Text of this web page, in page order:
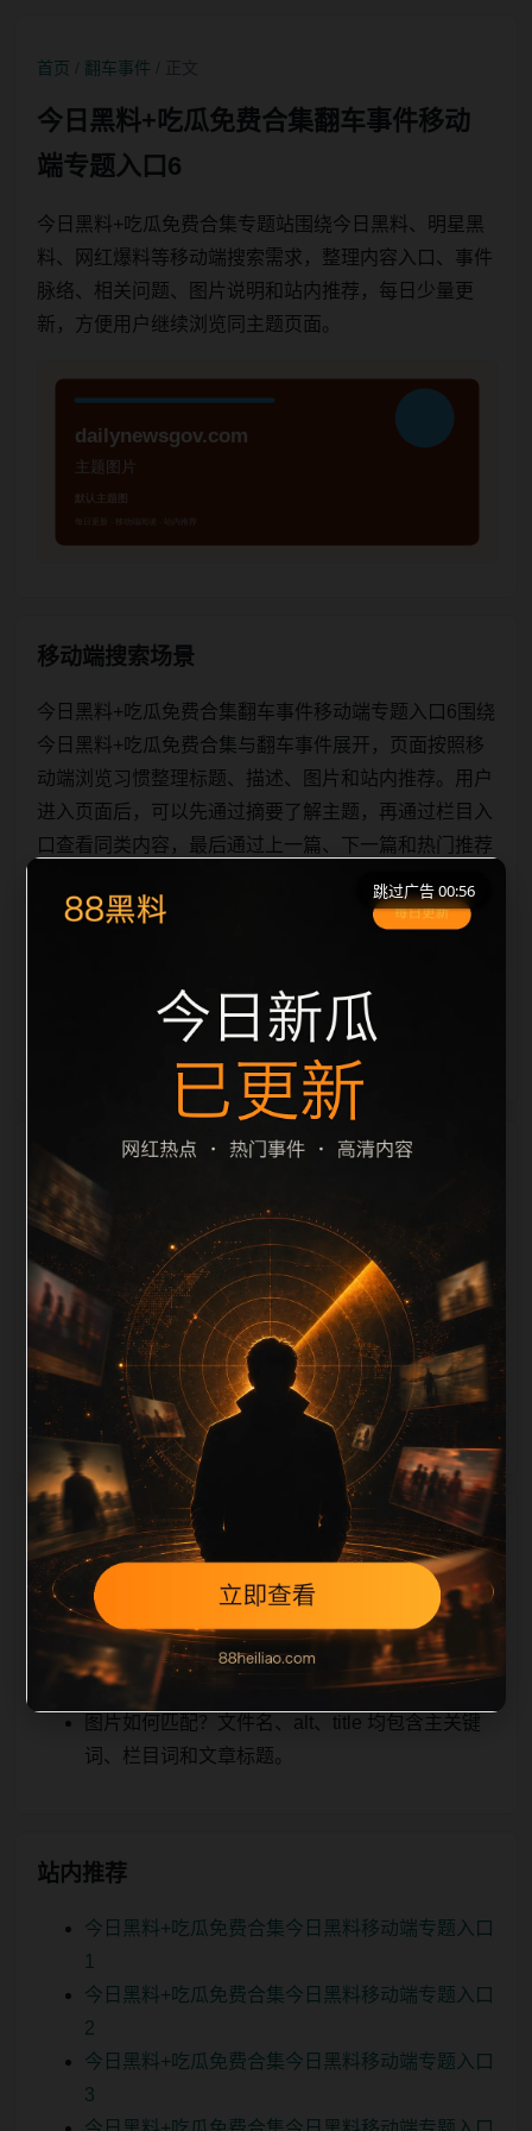
首页 翻车事件
今日黑料+吃瓜免费合集翻车事件移动
端专题入口6
今日黑料+吃瓜免费合集专题站围绕今日黑料、明星黑
料、网红爆料等移动端搜索需求，整理内容入口、事件
脉络、相关问题、图片说明和站内推荐，每日少量更
新，方便用户继续浏览同主题页面。
移动端搜索场景
今日黑料+吃瓜免费合集翻车事件移动端专题入口6围绕
今日黑料+吃瓜免费合集与翻车事件展开，页面按照移
动端浏览习惯整理标题、描述、图片和站内推荐。用户
进入页面后，可以先通过摘要了解主题，再通过栏目入
口查看同类内容，最后通过上一篇、下一篇和热门推荐
关键词堆砌，也避免多个站点同步发布完全相同的标
后续采集时将继续执行远程图片本地化、坏图默认图兜
底、标题重复过滤和 des
栏目内容归集
cription 长度检查。栏目内容按每日少量新增的方式持
续扩展，每篇保留相关问题、站内推荐和清晰的层级路
径，减少用户反复返回搜索页。第36篇作为本栏目的初
始建设内容，主要用于补齐栏目深度、稳定内链结构，
并为后续专题聚合提供可点击入口。如果后续发现页面
缺图、标题过短、描述为空或正文不足，将进入每日
SEO 检查清单自动修正。
相关问题
翻车事件后续如何更新？按每日少量、主题相
关、图片本地化的方式持续补充。
如何继续浏览？可返回栏目页、查看热门推荐或
进入 sitemap。
图片如何匹配？文件名、alt、title 均包含主关键
词、栏目词和文章标题。
站内推荐
今日黑料+吃瓜免费合集今日黑料移动端专题入口
1
今日黑料+吃瓜免费合集今日黑料移动端专题入口
2
今日黑料+吃瓜免费合集今日黑料移动端专题入口
3
跳过广告 00:56